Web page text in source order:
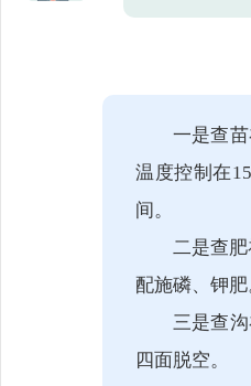
一是查
温度控制在
间。
二是查
配施磷、钾肥
三是查
四面脱空。